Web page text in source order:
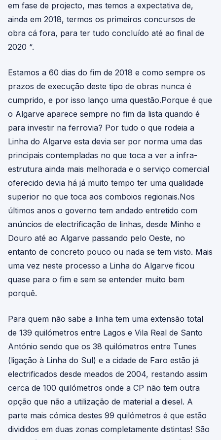
em fase de projecto, mas temos a expectativa de,
ainda em 2018, termos os primeiros concursos de
obra cá fora, para ter tudo concluído até ao final de
2020 “.
Estamos a 60 dias do fim de 2018 e como sempre os
prazos de execução deste tipo de obras nunca é
cumprido, e por isso lanço uma questão.Porque é que
o Algarve aparece sempre no fim da lista quando é
para investir na ferrovia? Por tudo o que rodeia a
Linha do Algarve esta devia ser por norma uma das
principais contempladas no que toca a ver a infra-
estrutura ainda mais melhorada e o serviço comercial
oferecido devia há já muito tempo ter uma qualidade
superior no que toca aos comboios regionais.Nos
últimos anos o governo tem andado entretido com
anúncios de electrificação de linhas, desde Minho e
Douro até ao Algarve passando pelo Oeste, no
entanto de concreto pouco ou nada se tem visto. Mais
uma vez neste processo a Linha do Algarve ficou
quase para o fim e sem se entender muito bem
porquê.
Para quem não sabe a linha tem uma extensão total
de 139 quilómetros entre Lagos e Vila Real de Santo
António sendo que os 38 quilómetros entre Tunes
(ligação à Linha do Sul) e a cidade de Faro estão já
electrificados desde meados de 2004, restando assim
cerca de 100 quilómetros onde a CP não tem outra
opção que não a utilização de material a diesel. A
parte mais cómica destes 99 quilómetros é que estão
divididos em duas zonas completamente distintas! São